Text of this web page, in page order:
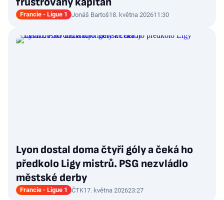
Francie - Ligue 1 Jonáš Bartoš18. května 202611:30
Lyon dostal doma čtyři góly a čeká ho
předkolo Ligy mistrů. PSG nezvládlo
městské derby
Francie - Ligue 1 ČTK17. května 202623:27